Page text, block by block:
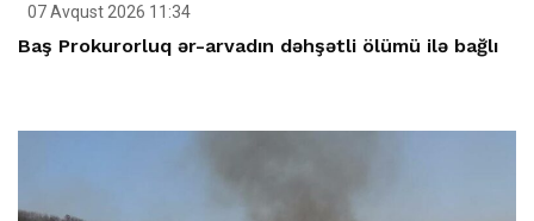
07 Avqust 2026 11:34
Baş Prokurorluq ər-arvadın dəhşətli ölümü ilə bağlı